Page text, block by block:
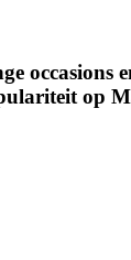
occasions
op